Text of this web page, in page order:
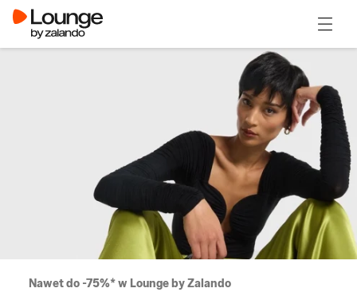
Nawet do -75%* w Lounge by Zalando